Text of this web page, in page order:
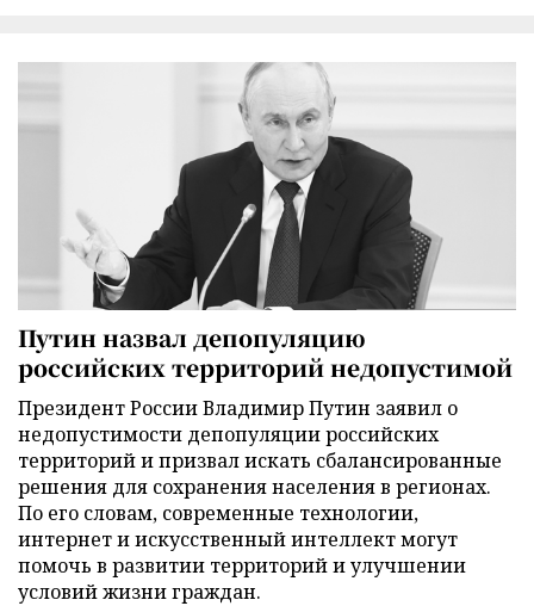
Путин назвал депопуляцию
российских территорий недопустимой
Президент России Владимир Путин заявил о
недопустимости депопуляции российских
территорий и призвал искать сбалансированные
решения для сохранения населения в регионах.
По его словам, современные технологии,
интернет и искусственный интеллект могут
помочь в развитии территорий и улучшении
условий жизни граждан.